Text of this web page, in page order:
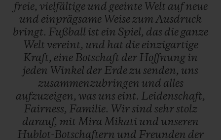
neuen Big Bang e FIFA World Cup Qatar
2022™ am Handgelenk leiten.
freie, vielfältige und geeinte Welt aufneue
und einprägsame Weisezum Ausdruck
bringt. Fußball ist ein Spiel, das die ganze
Welt vereint, und hat die einzigartige
Kraft, eine Botschaft der Hoffnung in
jeden Winkel der Erdezu senden, uns
zusammenzubringen und alles
aufzuzeigen, was uns eint. Leidenschaft,
Fairness, Familie. Wirsind sehrstolz
darauf, mit Mira Mikati und unseren
Hublot-Botschaftern und Freunden der